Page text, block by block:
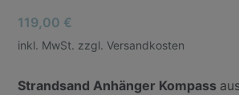
119,00 €
inkl. MwSt. zzgl. Versandkosten
Strandsand Anhänger Kompass